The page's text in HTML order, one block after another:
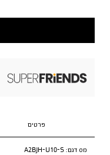
פרטים
מס דגם: A2BJH-U10-S